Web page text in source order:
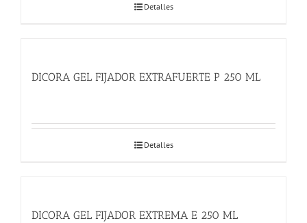
Detalles
DICORA GEL FIJADOR EXTRAFUERTE P 250 ML
Detalles
DICORA GEL FIJADOR EXTREMA E 250 ML